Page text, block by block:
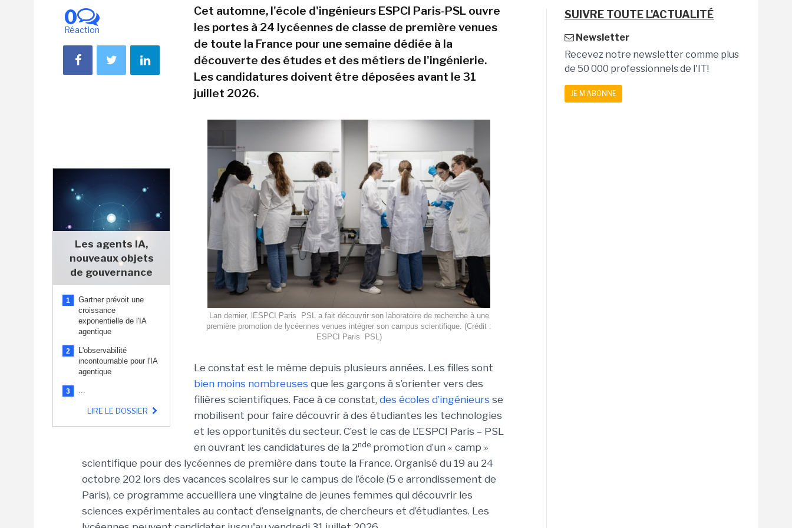
0
Réaction
Les agents IA,
nouveaux objets
de gouvernance
1
Gartner prévoit une
croissance
exponentielle de l'IA
agentique
2
L'observabilité
incontournable pour l'IA
agentique
3 ...
LIRE LE DOSSIER
Cet automne, l'école d'ingénieurs ESPCI Paris-PSL ouvre
les portes à 24 lycéennes de classe de première venues
de toute la France pour une semaine dédiée à la
découverte des études et des métiers de l'ingénierie.
Les candidatures doivent être déposées avant le 31
juillet 2026.
Lan dernier, lESPCI Paris  PSL a fait découvrir son laboratoire de recherche à une
première promotion de lycéennes venues intégrer son campus scientifique. (Crédit :
ESPCI Paris  PSL)
Le constat est le même depuis plusieurs années. Les filles sont
bien moins nombreuses que les garçons à s’orienter vers des
filières scientifiques. Face à ce constat, des écoles d’ingénieurs se
mobilisent pour faire découvrir à des étudiantes les technologies
et les opportunités du secteur. C’est le cas de L’ESPCI Paris – PSL
en ouvrant les candidatures de la 2nde promotion d’un « camp »
scientifique pour des lycéennes de première dans toute la France. Organisé du 19 au 24
octobre 202 lors des vacances scolaires sur le campus de l’école (5 e arrondissement de
Paris), ce programme accueillera une vingtaine de jeunes femmes qui découvrir les
sciences expérimentales au contact d’enseignants, de chercheurs et d’étudiantes. Les
SUIVRE TOUTE L'ACTUALITÉ
Newsletter
Recevez notre newsletter comme plus
de 50 000 professionnels de l'IT!
JE M'ABONNE